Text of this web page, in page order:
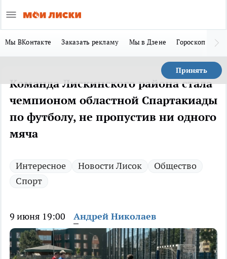
Мы ВКонтакте Заказать рекламу Мы в Дзене Гороскоп
Принять
Команда Лискинского района стала
чемпионом областной Спартакиады
по футболу, не пропустив ни одного
мяча
Интересное Новости Лисок
Общество
Спорт
9 июня 19:00 Андрей Николаев